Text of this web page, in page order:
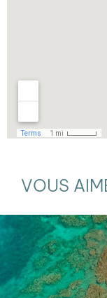
VOUS